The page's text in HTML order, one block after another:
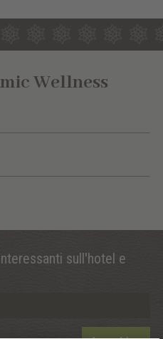
Wellness
sull'hotel e